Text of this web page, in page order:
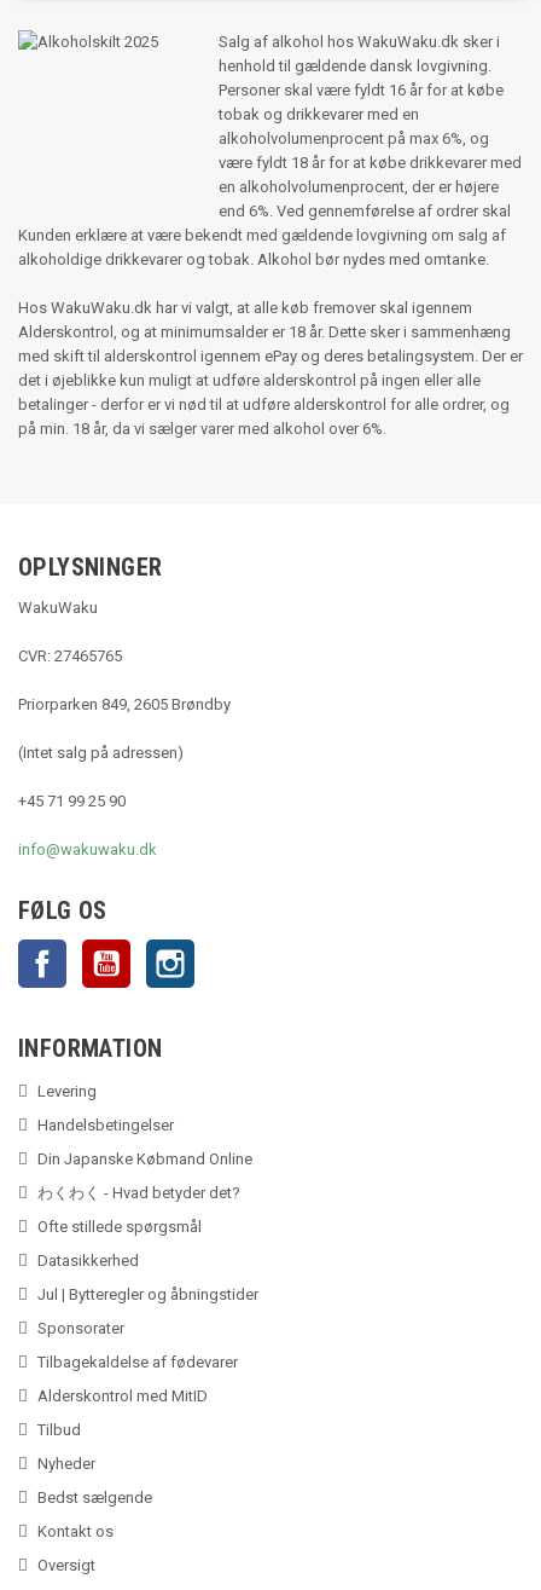
Salg af alkohol hos WakuWaku.dk sker i
henhold til gældende dansk lovgivning.
Personer skal være fyldt 16 år for at købe
tobak og drikkevarer med en
alkoholvolumenprocent på max 6%, og
være fyldt 18 år for at købe drikkevarer med
en alkoholvolumenprocent, der er højere
end 6%. Ved gennemførelse af ordrer skal
Kunden erklære at være bekendt med gældende lovgivning om salg af
alkoholdige drikkevarer og tobak. Alkohol bør nydes med omtanke.
Hos WakuWaku.dk har vi valgt, at alle køb fremover skal igennem
Alderskontrol, og at minimumsalder er 18 år. Dette sker i sammenhæng
med skift til alderskontrol igennem ePay og deres betalingsystem. Der er
det i øjeblikke kun muligt at udføre alderskontrol på ingen eller alle
betalinger - derfor er vi nød til at udføre alderskontrol for alle ordrer, og
på min. 18 år, da vi sælger varer med alkohol over 6%.
OPLYSNINGER
WakuWaku
CVR: 27465765
Priorparken 849, 2605 Brøndby
(Intet salg på adressen)
+45 71 99 25 90
info@wakuwaku.dk
FØLG OS
Facebook YouTube
INFORMATION
Levering
Handelsbetingelser
Din Japanske Købmand Online
わくわく - Hvad betyder det?
Ofte stillede spørgsmål
Datasikkerhed
Jul | Bytteregler og åbningstider
Sponsorater
Tilbagekaldelse af fødevarer
Alderskontrol med MitID
Tilbud
Nyheder
Bedst sælgende
Kontakt os
Oversigt